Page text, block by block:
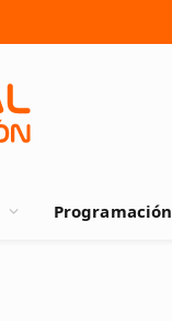
Programación